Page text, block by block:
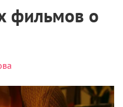
фильмов о